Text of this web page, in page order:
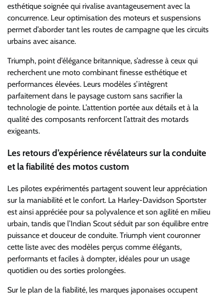
esthétique soignée qui rivalise avantageusement avec la
concurrence. Leur optimisation des moteurs et suspensions
permet d’aborder tant les routes de campagne que les circuits
urbains avec aisance.
Triumph, point d’élégance britannique, s’adresse à ceux qui
recherchent une moto combinant finesse esthétique et
performances élevées. Leurs modèles s’intègrent
parfaitement dans le paysage custom sans sacrifier la
technologie de pointe. L’attention portée aux détails et à la
qualité des composants renforcent l’attrait des motards
exigeants.
Les retours d’expérience révélateurs sur la conduite
et la fiabilité des motos custom
Les pilotes expérimentés partagent souvent leur appréciation
sur la maniabilité et le confort. La Harley-Davidson Sportster
est ainsi appréciée pour sa polyvalence et son agilité en milieu
urbain, tandis que l’Indian Scout séduit par son équilibre entre
puissance et douceur de conduite. Triumph vient couronner
cette liste avec des modèles perçus comme élégants,
performants et faciles à dompter, idéales pour un usage
quotidien ou des sorties prolongées.
Sur le plan de la fiabilité, les marques japonaises occupent